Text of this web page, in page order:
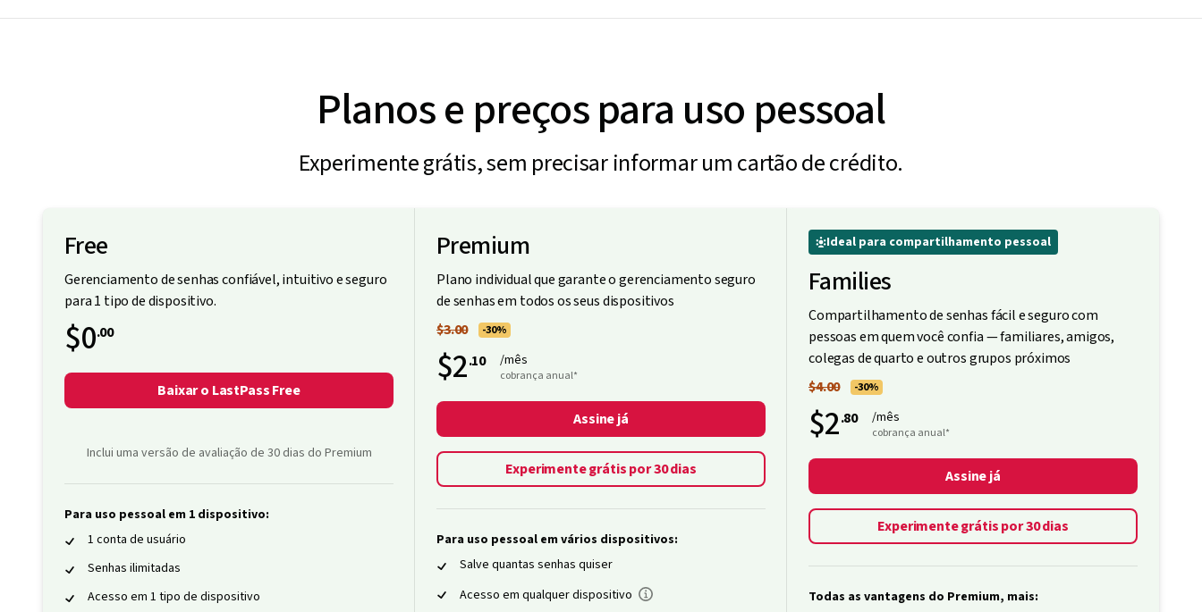
Planos e preços para uso pessoal
Experimente grátis, sem precisar informar um cartão de crédito.
Free
Gerenciamento de senhas confiável, intuitivo e seguro
para 1 tipo de dispositivo.
$0.00
Baixar o LastPass Free
Inclui uma versão de avaliação de 30 dias do Premium
Para uso pessoal em 1 dispositivo:
1 conta de usuário
Senhas ilimitadas
Acesso em 1 tipo de dispositivo
Premium
Plano individual que garante o gerenciamento seguro
de senhas em todos os seus dispositivos
$3.00
-30%
$2.10 /mês
cobrança anual*
Assine já
Experimente grátis por 30 dias
Para uso pessoal em vários dispositivos:
Salve quantas senhas quiser
Acesso em qualquer dispositivo
Ideal para compartilhamento pessoal
Families
Compartilhamento de senhas fácil e seguro com
pessoas em quem você confia — familiares, amigos,
colegas de quarto e outros grupos próximos
$4.00
-30%
$2.80 /mês
cobrança anual*
Assine já
Experimente grátis por 30 dias
Todas as vantagens do Premium, mais: